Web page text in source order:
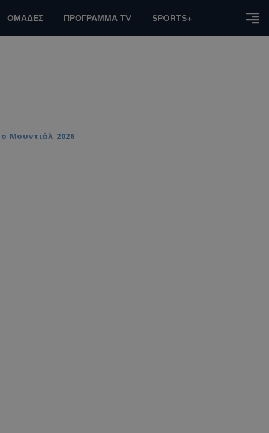
ΟΜΑΔΕΣ ΠΡΟΓΡΑΜΜΑ TV SPORTS+
Μουντιάλ 2026